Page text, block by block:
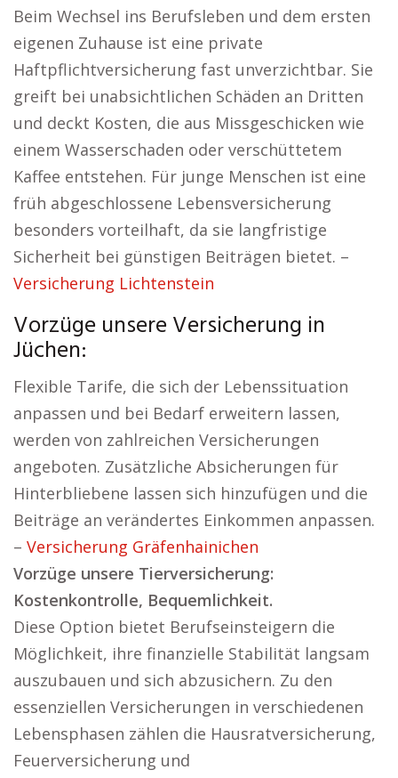
Beim Wechsel ins Berufsleben und dem ersten
eigenen Zuhause ist eine private
Haftpflichtversicherung fast unverzichtbar. Sie
greift bei unabsichtlichen Schäden an Dritten
und deckt Kosten, die aus Missgeschicken wie
einem Wasserschaden oder verschüttetem
Kaffee entstehen. Für junge Menschen ist eine
früh abgeschlossene Lebensversicherung
besonders vorteilhaft, da sie langfristige
Sicherheit bei günstigen Beiträgen bietet. –
Versicherung Lichtenstein
Vorzüge unsere Versicherung in
Jüchen:
Flexible Tarife, die sich der Lebenssituation
anpassen und bei Bedarf erweitern lassen,
werden von zahlreichen Versicherungen
angeboten. Zusätzliche Absicherungen für
Hinterbliebene lassen sich hinzufügen und die
Beiträge an verändertes Einkommen anpassen.
– Versicherung Gräfenhainichen
Vorzüge unsere Tierversicherung:
Kostenkontrolle, Bequemlichkeit.
Diese Option bietet Berufseinsteigern die
Möglichkeit, ihre finanzielle Stabilität langsam
auszubauen und sich abzusichern. Zu den
essenziellen Versicherungen in verschiedenen
Lebensphasen zählen die Hausratversicherung,
Feuerversicherung und